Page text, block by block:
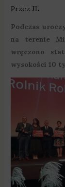
Przez JL
Podczas
na terenie
wręczono
wysokości 10